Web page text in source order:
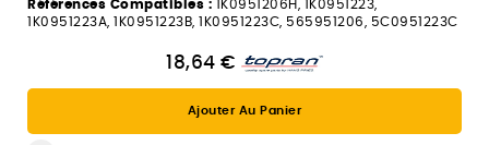
Références Compatibles : 1K0951206H, 1K0951223,
1K0951223A, 1K0951223B, 1K0951223C, 565951206, 5C0951223C
18,64 €
Ajouter Au Panier